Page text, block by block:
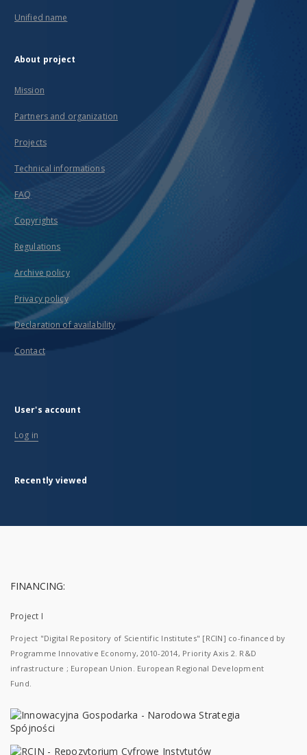
Unified name
About project
Mission
Partners and organization
Projects
Technical informations
FAQ
Copyrights
Regulations
Archive policy
Privacy policy
Declaration of availability
Contact
User's account
Log in
Recently viewed
FINANCING:
Project I
Project "Digital Repository of Scientific Institutes" [RCIN] co-financed by
Programme Innovative Economy, 2010-2014, Priority Axis 2. R&D
infrastructure ; European Union. European Regional Development
Fund.